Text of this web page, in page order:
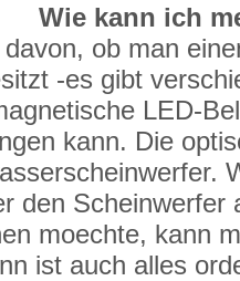
Wie kann ich
davon, ob man
-es gibt
LED-
kann. Die
den
moechte, kann
ist auch alles